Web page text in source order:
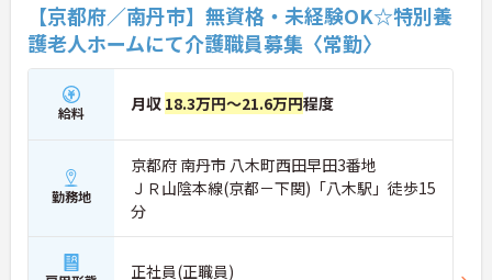
【京都府／南丹市】無資格・未経験OK☆特別養
護老人ホームにて介護職員募集〈常勤〉
給料 月収 18.3万円～21.6万円程度
勤務地
京都府 南丹市 八木町西田早田3番地
ＪＲ山陰本線(京都－下関)「八木駅」徒歩15
分
正社員(正職員)